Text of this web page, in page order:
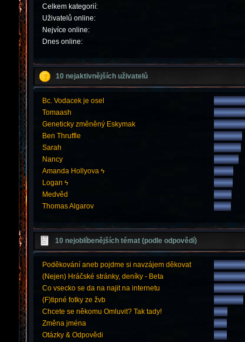
Celkem kategorií:
Uživatelů online:
Nejvíce online:
Dnes online:
10 nejaktivnějších uživatelů
Bc. Vodacek je osel
Tomaash
Geneticky změněný Eskymak
Ben Thruffle
Sarah
Nancy
Amanda Hollyova ϟ
Logan ϟ
Medvěd
Thomas Algarov
10 nejoblíbenějších témat (podle odpovědí)
Poděkování aneb pojdme si navzájem děkovat
(Nejen) Hráčské stránky, deníky - Beta
Co vsecko se da na najit na internetu
(F)tipné fotky ze žvb
Chcete se někomu Omluvit? Tak tady!
Změna jména
Otázky & Odpovědi